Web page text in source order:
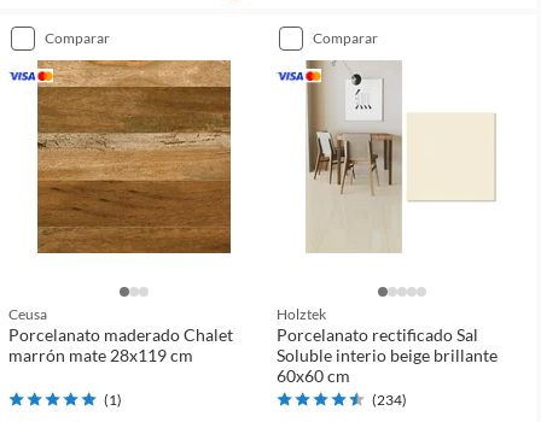
comparar
Ceusa
Porcelanato maderado Chalet
marrón mate 28x119 cm
(1)
comparar
Holztek
Porcelanato rectificado Sal
Soluble interio beige brillante
60x60 cm
(234)